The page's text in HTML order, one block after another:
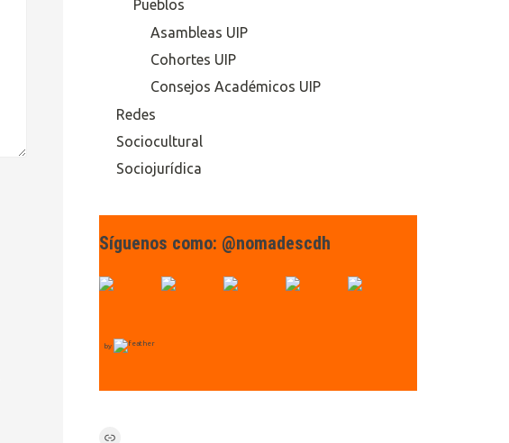
Pueblos
Asambleas UIP
Cohortes UIP
Consejos Académicos UIP
Redes
Sociocultural
Sociojurídica
Síguenos como: @nomadescdh
by
Link